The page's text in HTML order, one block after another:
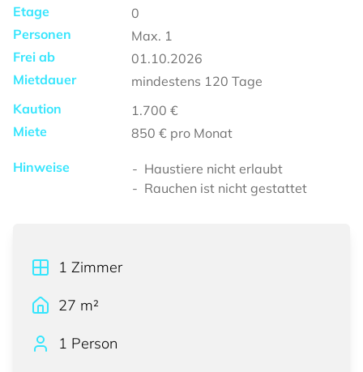
Etage
0
Personen
Max. 1
Frei ab
01.10.2026
Mietdauer
mindestens 120 Tage
Kaution
1.700 €
Miete
850 € pro Monat
Hinweise
Haustiere nicht erlaubt
Rauchen ist nicht gestattet
1 Zimmer
27 m²
1 Person